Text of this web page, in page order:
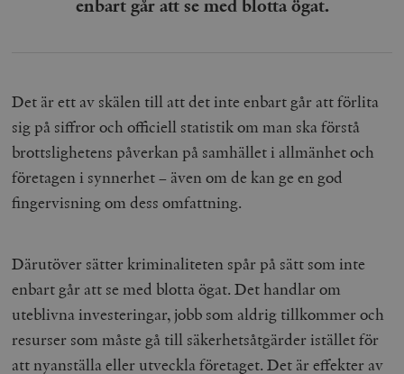
enbart går att se med blotta ögat.
Det är ett av skälen till att det inte enbart går att förlita
sig på siffror och officiell statistik om man ska förstå
brottslighetens påverkan på samhället i allmänhet och
företagen i synnerhet – även om de kan ge en god
fingervisning om dess omfattning.
Därutöver sätter kriminaliteten spår på sätt som inte
enbart går att se med blotta ögat. Det handlar om
uteblivna investeringar, jobb som aldrig tillkommer och
resurser som måste gå till säkerhetsåtgärder istället för
att nyanställa eller utveckla företaget. Det är effekter av